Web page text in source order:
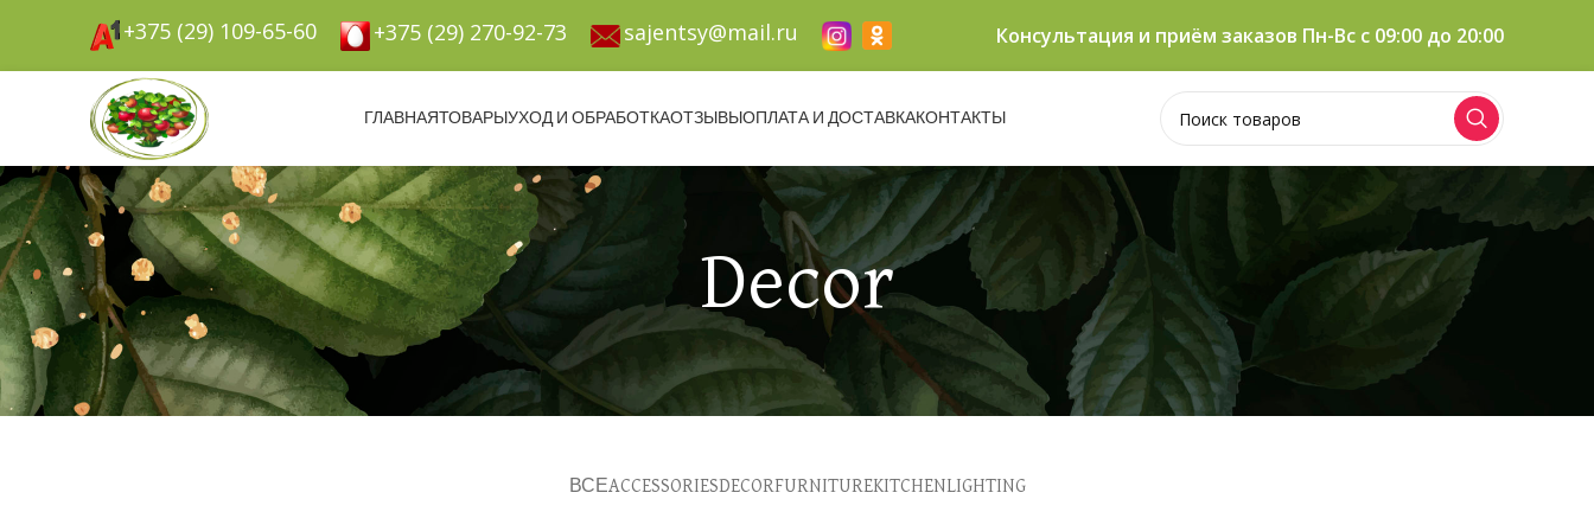
+375 (29) 109-65-60 +375 (29) 270-92-73 sajentsy@mail.ru Консультация и приём заказов Пн-Вс c 09:00 до 20:00
ГЛАВНАЯ ТОВАРЫ УХОД И ОБРАБОТКАОТЗЫВЫ ОПЛАТА И ДОСТАВКАКОНТАКТЫ
Decor
ВСЕACCESSORIESDECORFURNITUREKITCHENLIGHTING